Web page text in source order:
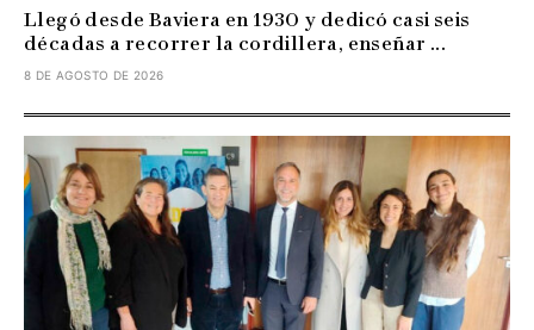
Llegó desde Baviera en 1930 y dedicó casi seis
décadas a recorrer la cordillera, enseñar ...
8 DE AGOSTO DE 2026